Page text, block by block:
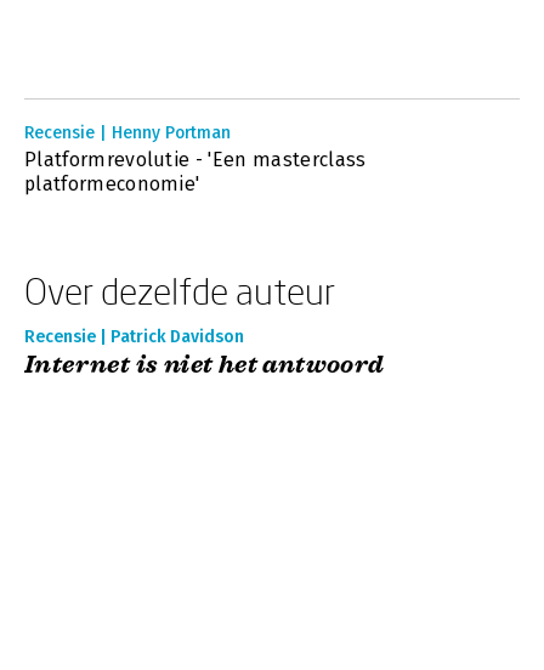
Recensie | Henny Portman
Platformrevolutie - 'Een masterclass
platformeconomie'
Over dezelfde auteur
Recensie | Patrick Davidson
Internet is niet het antwoord